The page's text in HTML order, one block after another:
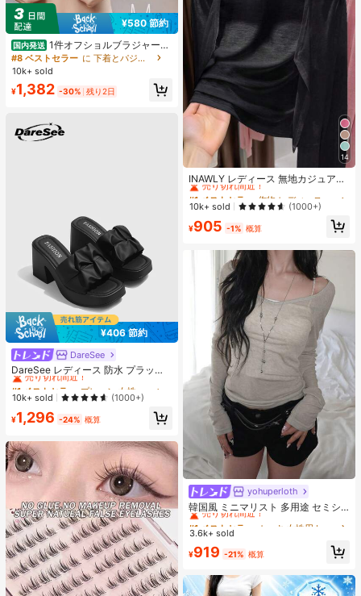
¥580 節約
国内発送 1件オフショルブラジャー、
小胸用アップチューブトップ、 オフ
ショルインナー 、脇高 谷間メイク下
着、A/Bカップノンワイヤーぶらジ
ャー
#8 ベストセラー
に 下着とパジャマ
10k+ sold
¥1,382 -30% 残り2日
¥406 節約
DareSee
DareSee レディース 防水 プラット
フォーム 厚底サンダル オープントゥ
スリッポンシューズ 夏新作 チャンキ
ーハイヒール Y2Kスタイル 通学向け
#1 ベストセラー
売り切れ間近！
#1 ベストセラー
売り切れ間近！
#1 ベストセラー
売り切れ間近！
#1 ベストセラー
売り切れ間近！
10k+ sold (1000+)
¥1,296 -24% 概算
14
INAWLY レディース 無地カジュアル
薄手カーディガン、春夏用
#1 ベストセラー
売り切れ間近！
#1 ベストセラー
売り切れ間近！
#1 ベストセラー
売り切れ間近！
#1 ベストセラー
売り切れ間近！
10k+ sold (1000+)
¥905 -1% 概算
yohuperloth
韓国風 ミニマリスト 多用途 セミシ
アー Vネック 長袖Tシャツ カジュア
ル
#1 ベストセラー
売り切れ間近！
#1 ベストセラー
売り切れ間近！
#1 ベストセラー
売り切れ間近！
#1 ベストセラー
売り切れ間近！
3.6k+ sold
¥919 -21% 概算